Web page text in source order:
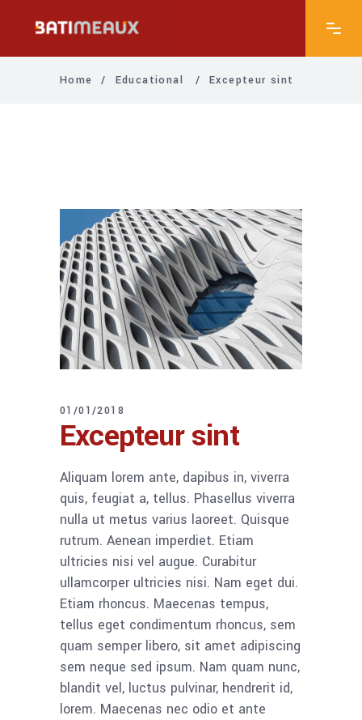
Home / Educational /Excepteur sint
01/01/2018
Excepteur sint
Aliquam lorem ante, dapibus in, viverra
quis, feugiat a, tellus. Phasellus viverra
nulla ut metus varius laoreet. Quisque
rutrum. Aenean imperdiet. Etiam
ultricies nisi vel augue. Curabitur
ullamcorper ultricies nisi. Nam eget dui.
Etiam rhoncus. Maecenas tempus,
tellus eget condimentum rhoncus, sem
quam semper libero, sit amet adipiscing
sem neque sed ipsum. Nam quam nunc,
blandit vel, luctus pulvinar, hendrerit id,
lorem. Maecenas nec odio et ante